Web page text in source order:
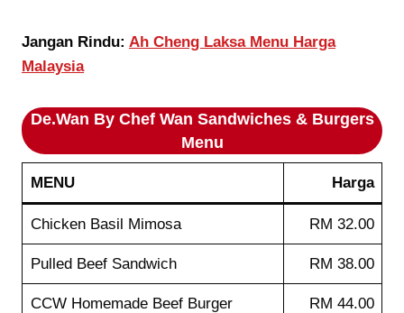
Jangan Rindu: Ah Cheng Laksa Menu Harga
Malaysia
De.Wan By Chef Wan Sandwiches & Burgers
Menu
MENU Harga
Chicken Basil Mimosa RM 32.00
Pulled Beef Sandwich RM 38.00
CCW Homemade Beef Burger RM 44.00